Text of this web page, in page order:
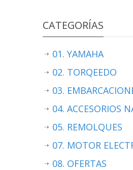
CATEGORÍAS
01. YAMAHA
02. TORQEEDO
03.
04. ACCESORIOS
05. REMOLQUES
07. MOTOR
08. OFERTAS